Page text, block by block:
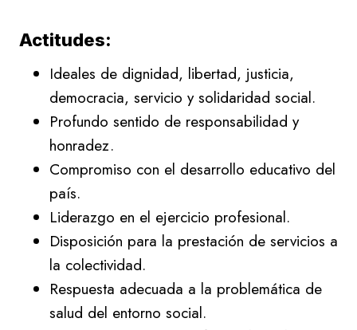
Actitudes:
Ideales de dignidad, libertad, justicia,
democracia, servicio y solidaridad social.
Profundo sentido de responsabilidad y
honradez.
Compromiso con el desarrollo educativo del
país.
Liderazgo en el ejercicio profesional.
Disposición para la prestación de servicios a
la colectividad.
Respuesta adecuada a la problemática de
salud del entorno social.